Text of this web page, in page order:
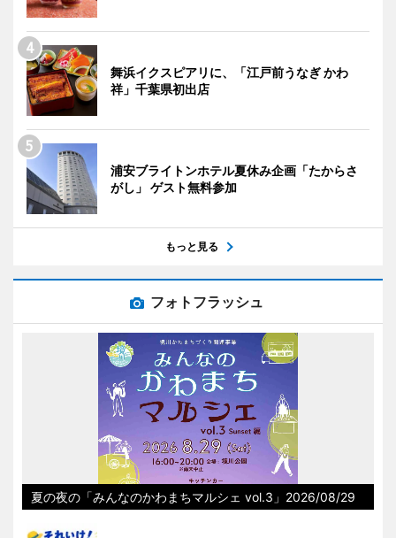
舞浜イクスピアリに、「江戸前うなぎ かわ
祥」千葉県初出店
浦安ブライトンホテル夏休み企画「たからさ
がし」 ゲスト無料参加
もっと見る
フォトフラッシュ
夏の夜の「みんなのかわまちマルシェ vol.3」2026/08/29